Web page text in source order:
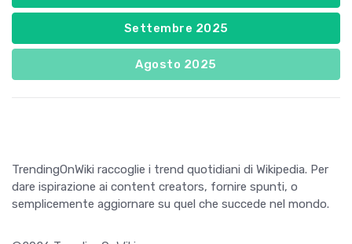
Settembre 2025
Agosto 2025
TrendingOnWiki raccoglie i trend quotidiani di Wikipedia. Per
dare ispirazione ai content creators, fornire spunti, o
semplicemente aggiornare su quel che succede nel mondo.